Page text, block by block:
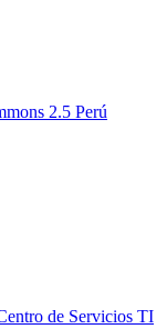
2.5 Perú
de Servicios TI